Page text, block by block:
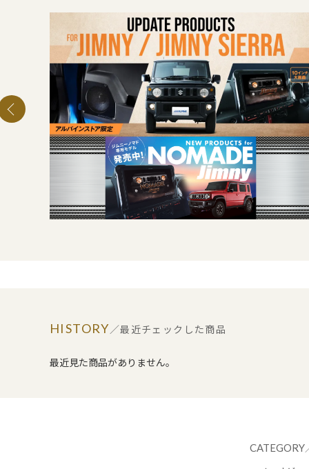
HISTORY／最近チェックした商品
最近見た商品がありません。
CATEGORY